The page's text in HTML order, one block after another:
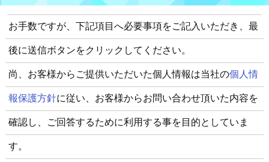
お手数ですが、下記項目へ必要事項をご記入いただき、最
後に送信ボタンをクリックしてください。
尚、お客様からご提供いただいた個人情報は当社の個人情
報保護方針に従い、お客様からお問い合わせ頂いた内容を
確認し、ご回答するために利用する事を目的としていま
す。